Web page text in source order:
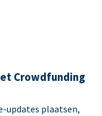
Crowdfunding
updates plaatsen,